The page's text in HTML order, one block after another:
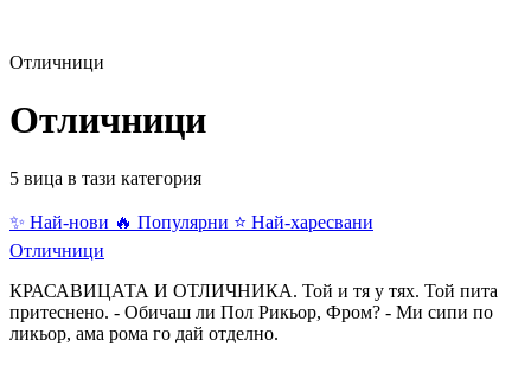
Отличници
Отличници
5 вица в тази категория
✨ Най-нови 🔥 Популярни ⭐ Най-харесвани
Отличници
КРАСАВИЦАТА И ОТЛИЧНИКА. Той и тя у тях. Той пита
притеснено. - Обичаш ли Пол Рикьор, Фром? - Ми сипи по
ликьор, ама рома го дай отделно.